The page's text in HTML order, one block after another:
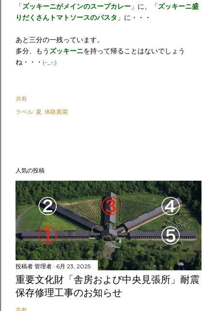
「ズッキーニがメインのスープカレー 」に、「ズッキーニ盛
りだくさんトマトソースのパスタ 」に・・・
あと三分の一残っています。
多分、もう ズッキーニを持って帰ることはないでしょう
ね・・・ (-_-;)
共有
ラベル: 夏 体験農園
人気の投稿
投稿者 管理者 6月 23, 2025
重要文化財「舎房および中央見張所」耐震
保存修理工事のお知らせ